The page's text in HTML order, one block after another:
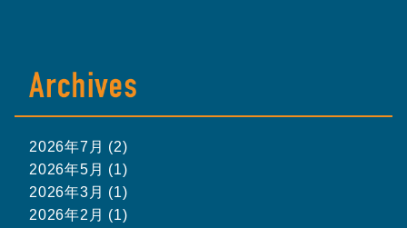
2026年7月 (2)
2026年5月 (1)
2026年3月 (1)
2026年2月 (1)